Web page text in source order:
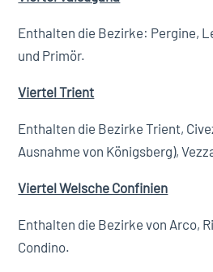
Enthalten die Bezirke: Pergine,
und Primör.
Viertel Trient
Enthalten die Bezirke Trient,
Ausnahme von Königsberg),
Viertel Welsche Confinien
Enthalten die Bezirke von Arco,
Condino.